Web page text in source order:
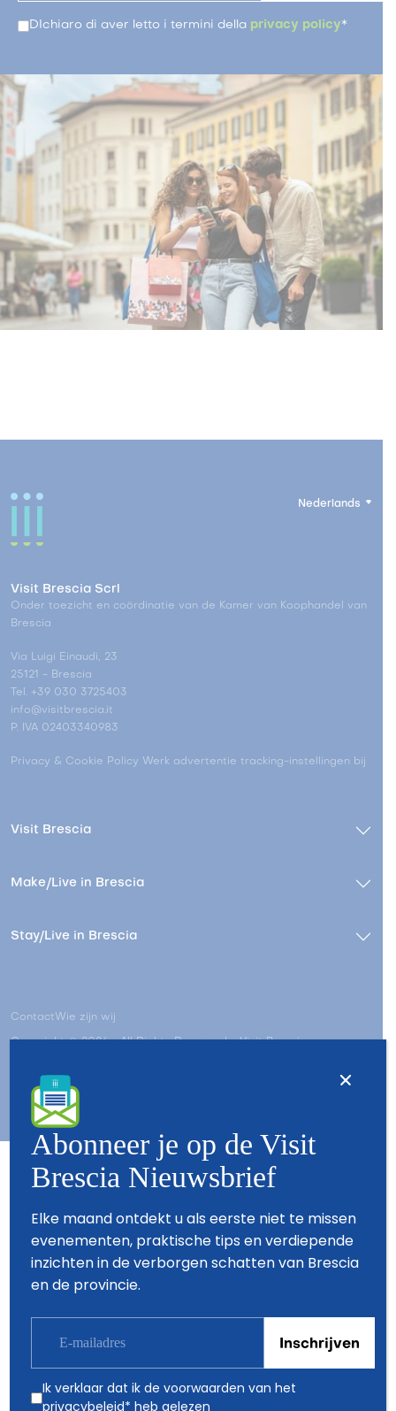
DIchiaro di aver letto i termini della privacy policy*
Nederlands
Visit Brescia Scrl
Onder toezicht en coördinatie van de Kamer van Koophandel van
Brescia
Via Luigi Einaudi, 23
25121 - Brescia
Tel. +39 030 3725403
info@visitbrescia.it
P. IVA 02403340983
Privacy & Cookie Policy Werk advertentie tracking-instellingen bij
Visit Brescia
Make/Live in Brescia
Stay/Live in Brescia
ContactWie zijn wij
Copyright © 2026 - All Rights Reserved - Visit Brescia
Abonneer je op de Visit
Brescia Nieuwsbrief
Elke maand ontdekt u als eerste niet te missen
evenementen, praktische tips en verdiepende
inzichten in de verborgen schatten van Brescia
en de provincie.
Ik verklaar dat ik de voorwaarden van het
privacybeleid* heb gelezen